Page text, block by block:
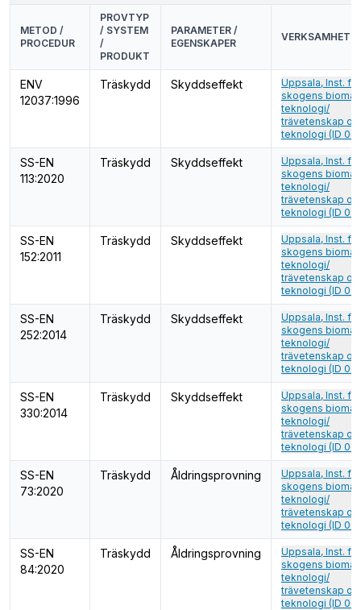
METOD /
PROCEDUR
PROVTYP
/ SYSTEM
/
PRODUKT
PARAMETER /
EGENSKAPER
ENV
12037:1996
Träskydd Skyddseffekt
Uppsala, Inst. för
skogens
teknologi/
trävetenskap o
teknologi (ID
SS-EN
113:2020
Träskydd Skyddseffekt
Uppsala, Inst. för
skogens
teknologi/
trävetenskap o
teknologi (ID
SS-EN
152:2011
Träskydd Skyddseffekt
Uppsala, Inst. för
skogens
teknologi/
trävetenskap o
teknologi (ID
SS-EN
252:2014
Träskydd Skyddseffekt
Uppsala, Inst. för
skogens
teknologi/
trävetenskap o
teknologi (ID
SS-EN
330:2014
Träskydd Skyddseffekt
Uppsala, Inst. för
skogens
teknologi/
trävetenskap o
teknologi (ID
SS-EN
73:2020
Träskydd Åldringsprovning
Uppsala, Inst. för
skogens
teknologi/
trävetenskap o
teknologi (ID
SS-EN
84:2020
Träskydd Åldringsprovning
Uppsala, Inst. för
skogens
teknologi/
trävetenskap o
teknologi (ID